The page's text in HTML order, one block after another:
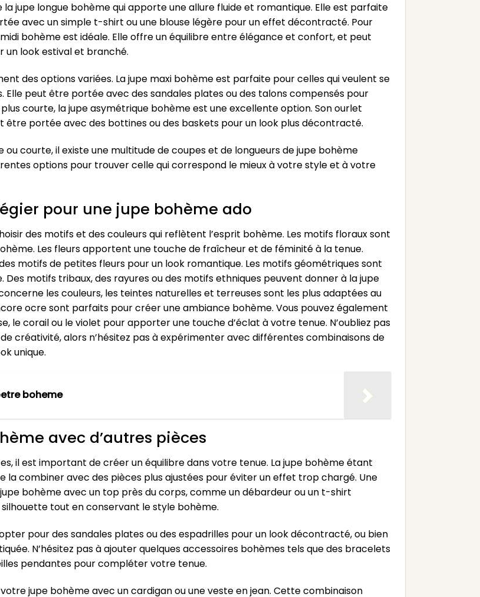
jupe longue bohème qui apporte une allure fluide et romantique. Elle est parfaite
avec un simple t-shirt ou une blouse légère pour un effet décontracté. Pour
bohème est idéale. Elle offre un équilibre entre élégance et confort, et peut
un look estival et branché.
des options variées. La jupe maxi bohème est parfaite pour celles qui veulent se
peut être portée avec des sandales plates ou des talons compensés pour
courte, la jupe asymétrique bohème est une excellente option. Son ourlet
être portée avec des bottines ou des baskets pour un look plus décontracté.
ou courte, il existe une multitude de coupes et de longueurs de jupe bohème
options pour trouver celle qui correspond le mieux à votre style et à votre
pour une jupe bohème ado
des motifs et des couleurs qui reflètent l’esprit bohème. Les motifs floraux sont
Les fleurs apportent une touche de fraîcheur et de féminité à la tenue.
motifs de petites fleurs pour un look romantique. Les motifs géométriques sont
motifs tribaux, des rayures ou des motifs ethniques peuvent donner à la jupe
les couleurs, les teintes naturelles et terreuses sont les plus adaptées au
ocre sont parfaits pour créer une ambiance bohème. Vous pouvez également
le corail ou le violet pour apporter une touche d’éclat à votre tenue. N’oubliez pas
créativité, alors n’hésitez pas à expérimenter avec différentes combinaisons de
unique.
boheme
avec d’autres pièces
il est important de créer un équilibre dans votre tenue. La jupe bohème étant
la combiner avec des pièces plus ajustées pour éviter un effet trop chargé. Une
bohème avec un top près du corps, comme un débardeur ou un t-shirt
tout en conservant le style bohème.
pour des sandales plates ou des espadrilles pour un look décontracté, ou bien
N’hésitez pas à ajouter quelques accessoires bohèmes tels que des bracelets
pendantes pour compléter votre tenue.
jupe bohème avec un cardigan ou une veste en jean. Cette combinaison